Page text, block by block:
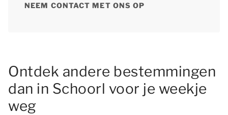
NEEM CONTACT MET ONS OP
Ontdek andere bestemmingen
dan in Schoorl voor je weekje
weg